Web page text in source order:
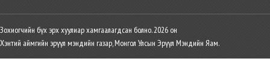
Зохиогчийн бүх эрх хуулиар хамгаалагдсан болно. 2026 он
Хэнтий аймгийн эрүүл мэндийн газар, Монгол Улсын Эрүүл Мэндийн Яам.